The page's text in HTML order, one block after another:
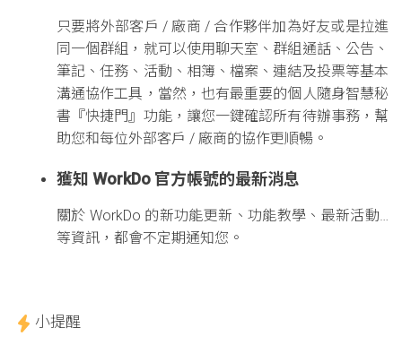
只要將外部客戶 / 廠商 / 合作夥伴加為好友或是拉進
同一個群組，就可以使用聊天室、群組通話、公告、
筆記、任務、活動、相簿、檔案、連結及投票等基本
溝通協作工具，當然，也有最重要的個人隨身智慧秘
書『快捷門』功能，讓您一鍵確認所有待辦事務，幫
助您和每位外部客戶 / 廠商的協作更順暢。
獲知 WorkDo 官方帳號的最新消息
關於 WorkDo 的新功能更新、功能教學、最新活動…
等資訊，都會不定期通知您。
小提醒